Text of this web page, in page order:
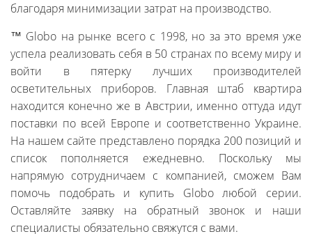
благодаря минимизации затрат на производство.
™ Globo на рынке всего с 1998, но за это время уже
успела реализовать себя в 50 странах по всему миру и
войти в пятерку лучших производителей
осветительных приборов. Главная штаб квартира
находится конечно же в Австрии, именно оттуда идут
поставки по всей Европе и соответственно Украине.
На нашем сайте представлено порядка 200 позиций и
список пополняется ежедневно. Поскольку мы
напрямую сотрудничаем с компанией, сможем Вам
помочь подобрать и купить Globo любой серии.
Оставляйте заявку на обратный звонок и наши
специалисты обязательно свяжутся с вами.